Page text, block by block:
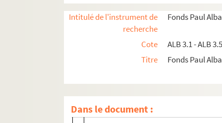
Intitulé de l'instrument de
recherche
Fonds Paul
Cote
ALB 3.1 - ALB
Titre
Fonds Paul
Dans le document :
Li traducioun di Mirèio
La camiso
Un discours du capoulié aux
Jan Richepin en Arle
Paure miejour !